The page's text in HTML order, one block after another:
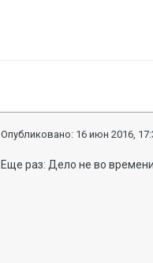
Опубликовано: 16 июн 2016,
Еще раз: Дело не во